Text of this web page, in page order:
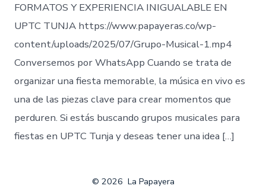
FORMATOS Y EXPERIENCIA INIGUALABLE EN
UPTC TUNJA https://www.papayeras.co/wp-
content/uploads/2025/07/Grupo-Musical-1.mp4
Conversemos por WhatsApp Cuando se trata de
organizar una fiesta memorable, la música en vivo es
una de las piezas clave para crear momentos que
perduren. Si estás buscando grupos musicales para
fiestas en UPTC Tunja y deseas tener una idea […]
© 2026 La Papayera